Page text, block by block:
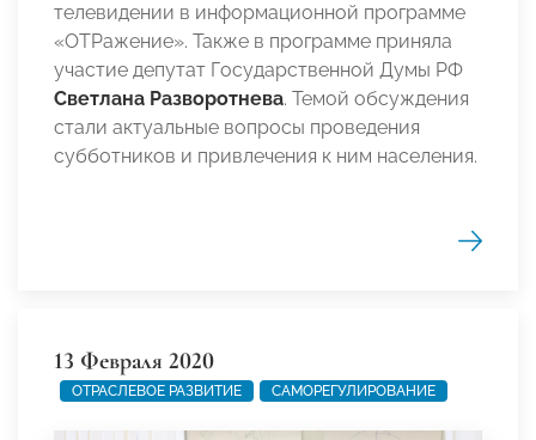
телевидении в информационной программе
«ОТРажение». Также в программе приняла
участие депутат Государственной Думы РФ
Светлана Разворотнева. Темой обсуждения
стали актуальные вопросы проведения
субботников и привлечения к ним населения.
13 Февраля 2020
ОТРАСЛЕВОЕ РАЗВИТИЕ САМОРЕГУЛИРОВАНИЕ